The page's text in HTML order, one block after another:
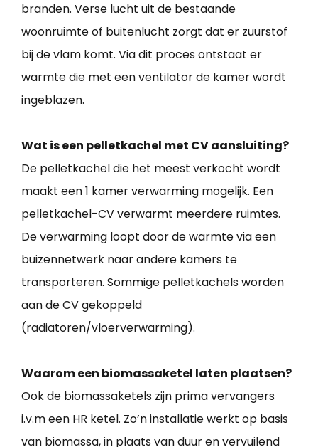
branden. Verse lucht uit de bestaande
woonruimte of buitenlucht zorgt dat er zuurstof
bij de vlam komt. Via dit proces ontstaat er
warmte die met een ventilator de kamer wordt
ingeblazen.
Wat is een pelletkachel met CV aansluiting?
De pelletkachel die het meest verkocht wordt
maakt een 1 kamer verwarming mogelijk. Een
pelletkachel-CV verwarmt meerdere ruimtes.
De verwarming loopt door de warmte via een
buizennetwerk naar andere kamers te
transporteren. Sommige pelletkachels worden
aan de CV gekoppeld
(radiatoren/vloerverwarming).
Waarom een biomassaketel laten plaatsen?
Ook de biomassaketels zijn prima vervangers
i.v.m een HR ketel. Zo’n installatie werkt op basis
van biomassa, in plaats van duur en vervuilend